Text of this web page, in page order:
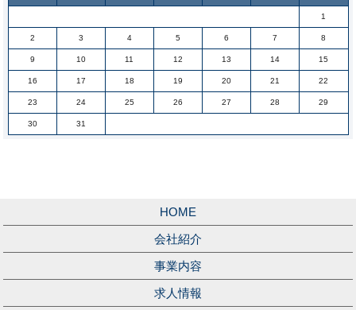
1
2 3 4 5 6 7 8
9 10 11 12 13 14 15
16 17 18 19 20 21 22
23 24 25 26 27 28 29
30 31
HOME
会社紹介
事業内容
求人情報